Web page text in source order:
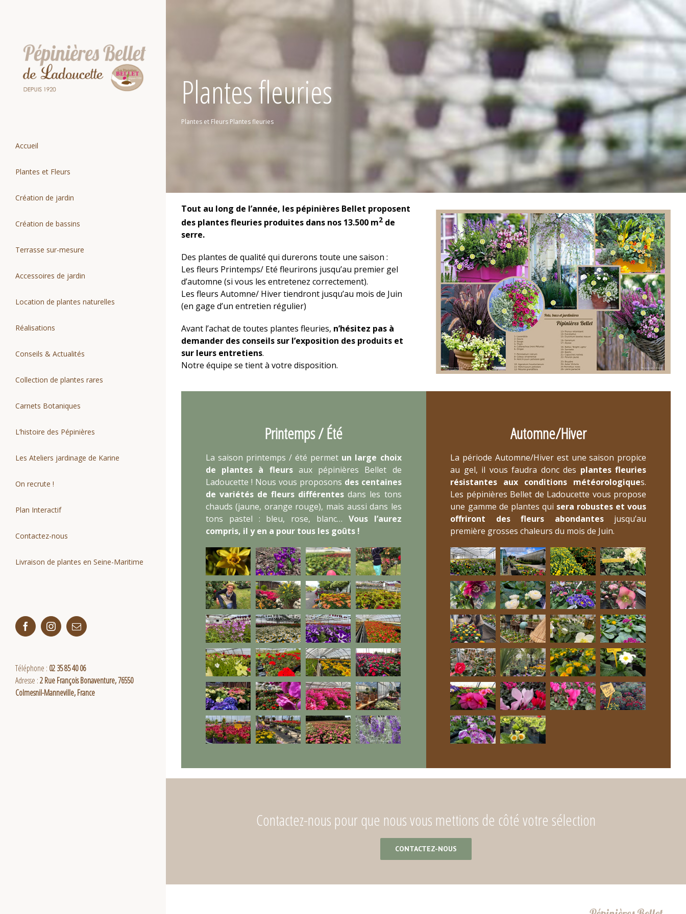
Accueil
Plantes et Fleurs
Création de jardin
Création de bassins
Terrasse sur-mesure
Accessoires de jardin
Location de plantes naturelles
Réalisations
Conseils & Actualités
Collection de plantes rares
Carnets Botaniques
L’histoire des Pépinières
Les Ateliers jardinage de Karine
On recrute !
Plan Interactif
Contactez-nous
Livraison de plantes en Seine-Maritime
FacebookInstagramEmail
Téléphone : 02 35 85 40 06
Adresse :2 Rue François Bonaventure, 76550
Colmesnil-Manneville, France
Plantes fleuries
Plantes et Fleurs Plantes fleuries
Tout au long de l’année, les pépinières Bellet proposent
des plantes fleuries produites dans nos 13.500 m2de
serre.
Des plantes de qualité qui durerons toute une saison :
Les fleurs Printemps/ Eté fleurirons jusqu’au premier gel
d’automne (si vous les entretenez correctement).
Les fleurs Automne/ Hiver tiendront jusqu’au mois de Juin
(en gage d’un entretien régulier)
Avant l’achat de toutes plantes fleuries, n’hésitez pas à
demander des conseils sur l’exposition des produits et
sur leurs entretiens.
Notre équipe se tient à votre disposition.
Printemps / Été
La saison printemps / été permet un large choix
de plantes à fleursaux pépinières Bellet de
Ladoucette ! Nous vous proposons des centaines
de variétés de fleurs différentes dans les tons
chauds (jaune, orange rouge), mais aussi dans les
tons pastel : bleu, rose, blanc… Vous l’aurez
compris, il y en a pour tous les goûts !
Automne/Hiver
La période Automne/Hiver est une saison propice
au gel, il vous faudra donc des plantes fleuries
résistantes aux conditions météorologiques.
Les pépinières Bellet de Ladoucette vous propose
une gamme de plantes qui sera robustes et vous
offriront des fleurs abondantesjusqu’au
première grosses chaleurs du mois de Juin.
Contactez-nous pour que nous vous mettions de côté votre sélection
CONTACTEZ-NOUS